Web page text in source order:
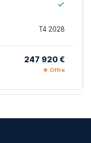
T4 2028
247 920 €
★ Offre